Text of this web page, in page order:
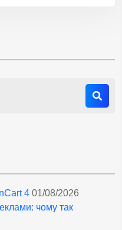
4 01/08/2026
чому так